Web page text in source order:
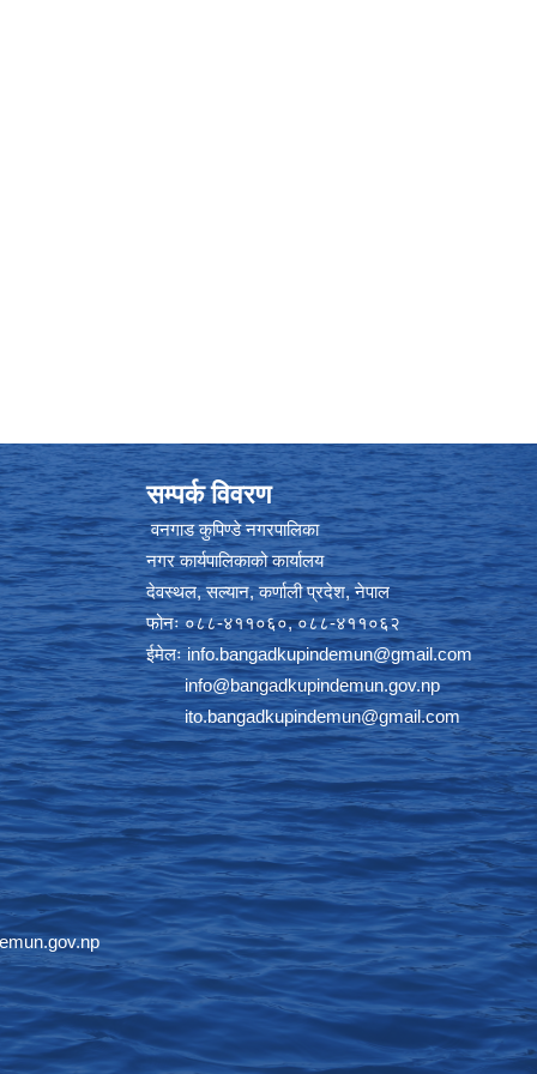
सम्पर्क विवरण
वनगाड कुपिण्डे नगरपालिका
नगर कार्यपालिकाको कार्यालय
देवस्थल, सल्यान, कर्णाली प्रदेश, नेपाल
फोनः ०८८-४११०६०, ०८८-४११०६२
ईमेलःinfo.bangadkupindemun@gmail.com
info@bangadkupindemun.gov.np
ito.bangadkupindemun@gmail.com